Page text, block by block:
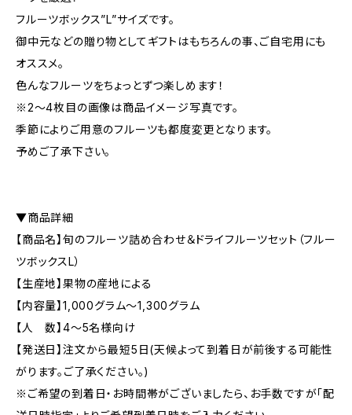
フルーツボックス”L”サイズです。
御中元などの贈り物としてギフトはもちろんの事、ご自宅用にも
オススメ。
色んなフルーツをちょっとずつ楽しめます！
※2〜4枚目の画像は商品イメージ写真です。
季節によりご用意のフルーツも都度変更となります。
予めご了承下さい。
▼商品詳細
【商品名】旬のフルーツ詰め合わせ＆ドライフルーツセット（フルー
ツボックスL）
【生産地】果物の産地による
【内容量】1,000グラム〜1,300グラム
【人 数】4〜5名様向け
【発送日】注文から最短5日(天候よって到着日が前後する可能性
がります。ご了承ください。)
※ご希望の到着日・お時間帯がございましたら、お手数ですが「配